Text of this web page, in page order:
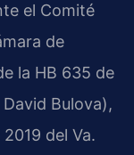
el Comité
de
la HB 635 de
Bulova),
del Va.